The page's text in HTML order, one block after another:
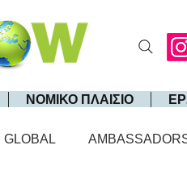
ΝΟΜΙΚΟ ΠΛΑΙΣΙΟ
GLOBAL